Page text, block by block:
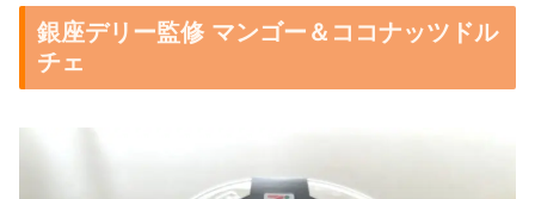
銀座デリー監修 マンゴー＆ココナッツドル
チェ